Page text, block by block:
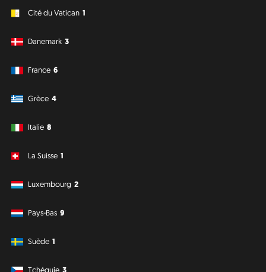
Cité du Vatican 1
Danemark 3
France 6
Grèce 4
Italie 8
La Suisse 1
Luxembourg 2
Pays-Bas 9
Suède 1
Tchéquie 3